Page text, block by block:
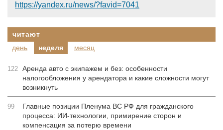
https://yandex.ru/news/?favid=7041
читают
день
неделя месяц
122 Аренда авто с экипажем и без: особенности
налогообложения у арендатора и какие сложности могут
возникнуть
99
Главные позиции Пленума ВС РФ для гражданского
процесса: ИИ-технологии, примирение сторон и
компенсация за потерю времени